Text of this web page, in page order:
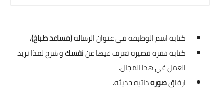
كتابة اسم الوظيفه في عنوان الرساله(مساعد طباخ).
كتابة فقره قصيره تعرف فيها عننفسكو شرح لمذا تريد
العمل في هذا المجال.
ارفاقصورهذاتيه حديثه.